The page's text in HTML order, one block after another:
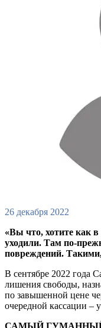
26 декабря 2022
«Вы что, хотите как
уходили. Там по-
повреждений. Такими,
В сентябре 2022 года
лишения свободы,
по завышенной цене
очередной кассации –